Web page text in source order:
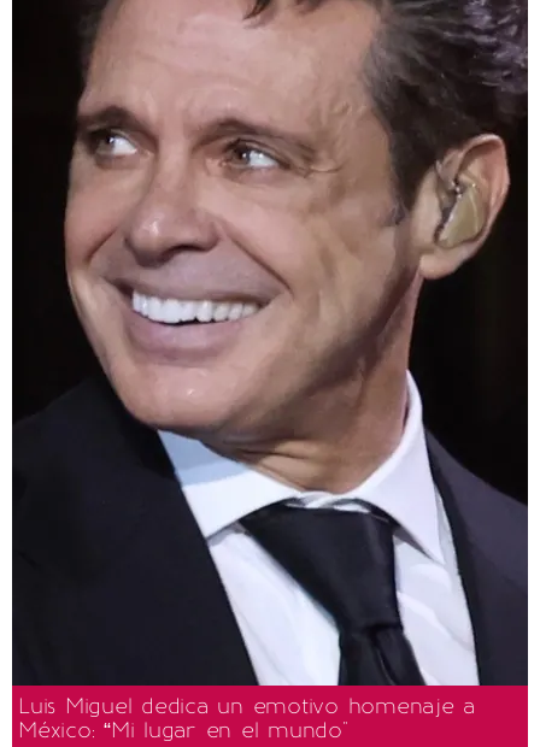
Luis Miguel dedica un emotivo homenaje a
México: “Mi lugar en el mundo"